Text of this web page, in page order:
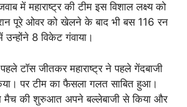
में महाराष्ट्र की टीम इस विशाल लक्ष्य को
पूरे ओवर को खेलने के बाद भी बस 116 रन
8 विकेट गंवाया।
टॉस जीतकर महाराष्ट्र ने पहले गेंदबाजी
पर टीम का फैसला गलत साबित हुआ।
मैच की शुरुआत अपने बल्लेबाजी से किया और